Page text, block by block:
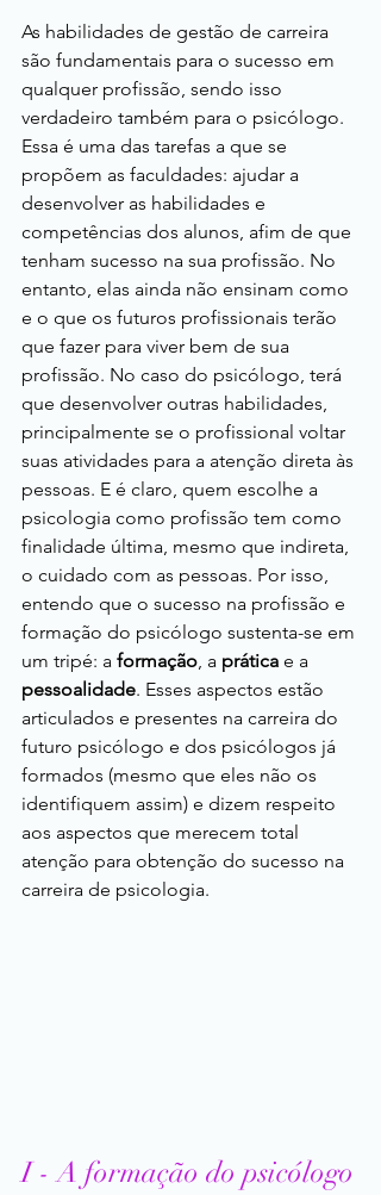
As habilidades de gestão de carreira
são fundamentais para o sucesso em
qualquer profissão, sendo isso
verdadeiro também para o psicólogo.
Essa é uma das tarefas a que se
propõem as faculdades: ajudar a
desenvolver as habilidades e
competências dos alunos, afim de que
tenham sucesso na sua profissão. No
entanto, elas ainda não ensinam como
e o que os futuros profissionais terão
que fazer para viver bem de sua
profissão. No caso do psicólogo, terá
que desenvolver outras habilidades,
principalmente se o profissional voltar
suas atividades para a atenção direta às
pessoas. E é claro, quem escolhe a
psicologia como profissão tem como
finalidade última, mesmo que indireta,
o cuidado com as pessoas. Por isso,
entendo que o sucesso na profissão e
formação do psicólogo sustenta-se em
um tripé: a formação, a prática e a
pessoalidade. Esses aspectos estão
articulados e presentes na carreira do
futuro psicólogo e dos psicólogos já
formados (mesmo que eles não os
identifiquem assim) e dizem respeito
aos aspectos que merecem total
atenção para obtenção do sucesso na
carreira de psicologia.
I - A formação do psicólogo